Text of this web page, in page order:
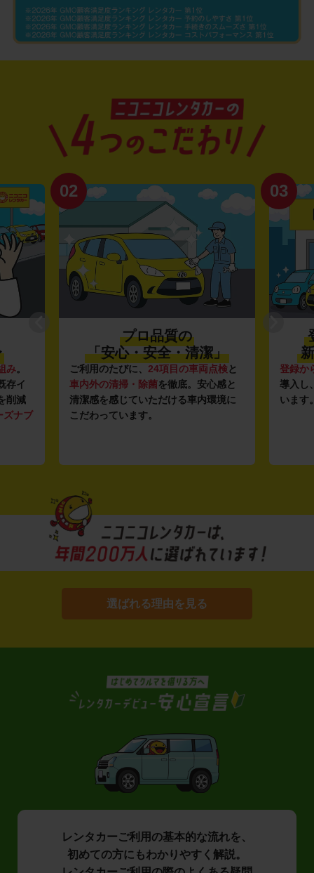
み。
存イ
削減
ズナブ
02
プロ品質の
「安心・安全・清潔」
ご利用のたびに、 24項目の車両点検と
車内外の清掃・除菌を徹底。安心感と
清潔感を感じていただける車内環境に
こだわっています。
03
登録か
導入し
います
選ばれる理由を見る
レンタカーご利用の基本的な流れを、
初めての方にもわかりやすく解説。